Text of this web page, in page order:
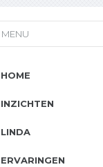
MENU
HOME
INZICHTEN
LINDA
ERVARINGEN